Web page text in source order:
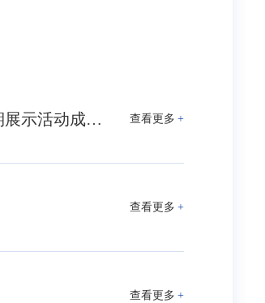
【邮数助学•邮学数创】数学科学学院第二课堂学生作品第一期展示活动成功举办 查看更多 +
查看更多 +
查看更多 +